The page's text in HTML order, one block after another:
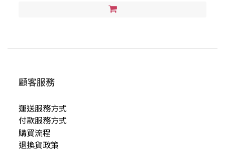
顧客服務
運送服務方式
付款服務方式
購買流程
退換貨政策